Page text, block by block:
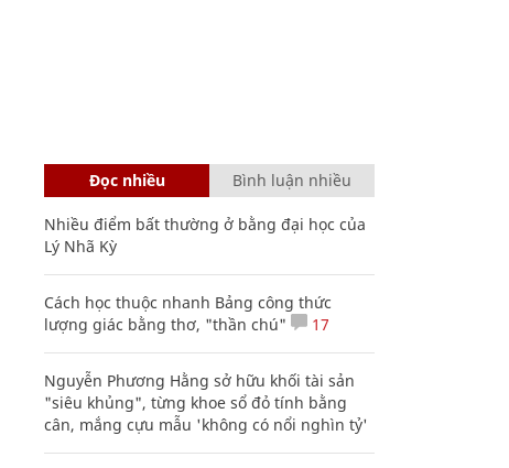
Đọc nhiều Bình luận nhiều
Nhiều điểm bất thường ở bằng đại học của
Lý Nhã Kỳ
Cách học thuộc nhanh Bảng công thức
lượng giác bằng thơ, "thần chú"
17
Nguyễn Phương Hằng sở hữu khối tài sản
"siêu khủng", từng khoe sổ đỏ tính bằng
cân, mắng cựu mẫu 'không có nổi nghìn tỷ'